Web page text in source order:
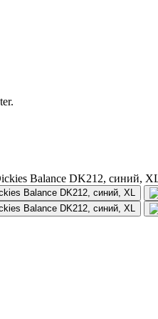
Balance DK212, синий,